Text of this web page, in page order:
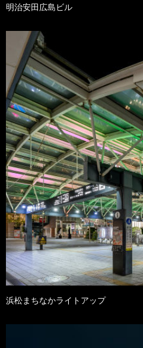
明治安田広島ビル
浜松まちなかライトアップ